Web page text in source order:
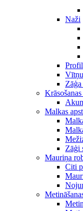
Naži
Malkas
Zāģi
Mauriņa
Citi